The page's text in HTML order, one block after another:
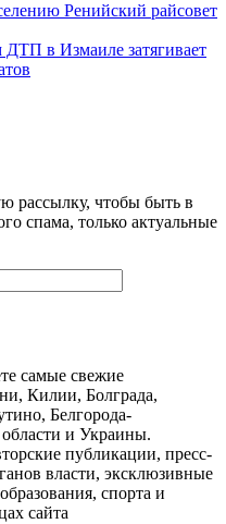
Ренийский райсовет
в Измаиле затягивает
рассылку, чтобы быть в
спама, только актуальные
самые свежие
Килии, Болграда,
Белгорода-
и Украины.
публикации, пресс-
власти, эксклюзивные
спорта и
сайта